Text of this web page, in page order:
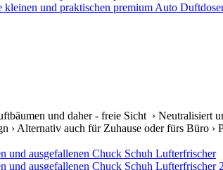
und daher - freie Sicht › Neutralisiert
Alternativ auch für Zuhause oder fürs Büro ›